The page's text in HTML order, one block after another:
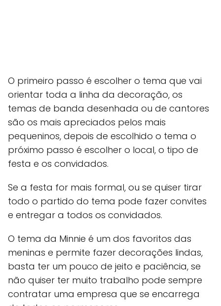
O primeiro passo é escolher o tema que vai
orientar toda a linha da decoração, os
temas de banda desenhada ou de cantores
são os mais apreciados pelos mais
pequeninos, depois de escolhido o tema o
próximo passo é escolher o local, o tipo de
festa e os convidados.
Se a festa for mais formal, ou se quiser tirar
todo o partido do tema pode fazer convites
e entregar a todos os convidados.
O tema da Minnie é um dos favoritos das
meninas e permite fazer decorações lindas,
basta ter um pouco de jeito e paciência, se
não quiser ter muito trabalho pode sempre
contratar uma empresa que se encarrega